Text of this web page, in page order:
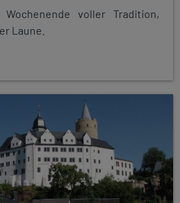
voller Tradition,
Laune.